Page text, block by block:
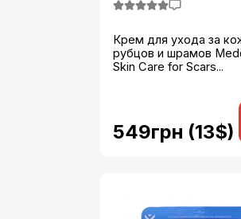
Крем для ухода за
рубцов и шрамов
Skin Care for Scars...
549грн (13$)